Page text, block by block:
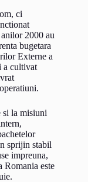
ci
2000 au
bugetara
Externe a
a cultivat
si la misiuni
sprijin stabil
impreuna,
Romania este